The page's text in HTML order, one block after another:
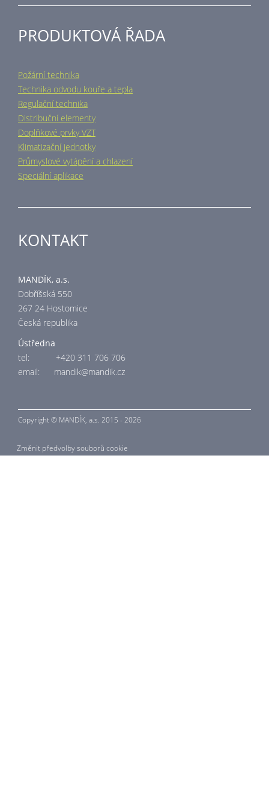
PRODUKTOVÁ ŘADA
Požární technika
Technika odvodu kouře a tepla
Regulační technika
Distribuční elementy
Doplňkové prvky VZT
Klimatizační jednotky
Průmyslové vytápění a chlazení
Speciální aplikace
KONTAKT
MANDÍK, a.s.
Dobříšská 550
267 24 Hostomice
Česká republika
Ústředna
tel: +420 311 706 706
email: mandik@mandik.cz
Copyright © MANDÍK, a.s. 2015 - 2026
Změnit předvolby souborů cookie